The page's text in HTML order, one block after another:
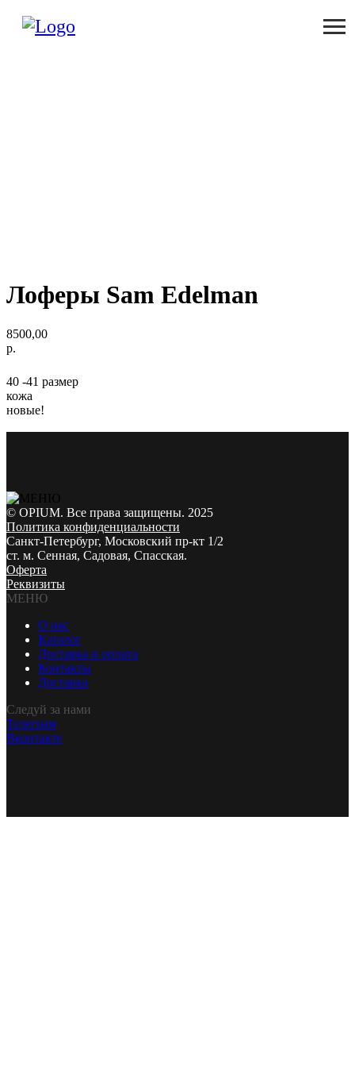
Лоферы Sam Edelman
8500,00
р.
40 -41 размер
кожа
новые!
© OPIUM. Все права защищены. 2025
Политика конфиденциальности
Санкт-Петербург, Московский пр-кт 1/2
ст. м. Сенная, Садовая, Спасская.
Оферта
Реквизиты
МЕНЮ
О нас
Каталог
Доставка и оплата
Контакты
Доставка
Следуй за нами
Телеграм
Вконтакте